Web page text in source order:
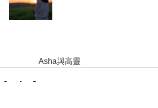
               Asha與高靈